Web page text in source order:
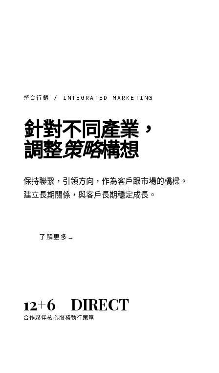
整合行銷 / INTEGRATED MARKETING
針對不同產業，
調整策略構想
保持聯繫，引領方向，作為客戶跟市場的橋樑。
建立長期關係，與客戶長期穩定成長。
了解更多 →
12+
合作夥伴
6
核心服務
DIRECT
執行策略